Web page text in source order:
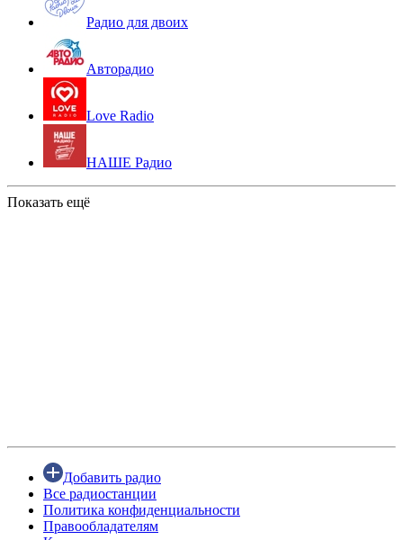
Радио для двоих
Авторадио
Love Radio
НАШЕ Радио
Показать ещё
Добавить радио
Все радиостанции
Политика конфиденциальности
Правообладателям